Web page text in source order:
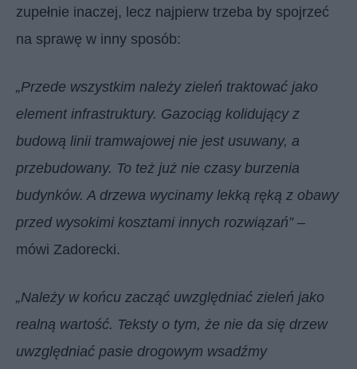
zupełnie inaczej, lecz najpierw trzeba by spojrzeć
na sprawę w inny sposób:
„Przede wszystkim należy zieleń traktować jako
element infrastruktury. Gazociąg kolidujący z
budową linii tramwajowej nie jest usuwany, a
przebudowany. To też już nie czasy burzenia
budynków. A drzewa wycinamy lekką ręką z obawy
przed wysokimi kosztami innych rozwiązań” –
mówi Zadorecki.
„Należy w końcu zacząć uwzględniać zieleń jako
realną wartość. Teksty o tym, że nie da się drzew
uwzględniać pasie drogowym wsadźmy